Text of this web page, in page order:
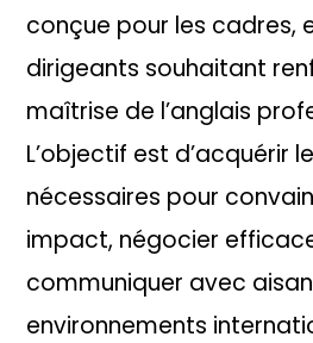
conçue pour les cadres,
dirigeants souhaitant
maîtrise de l’anglais
L’objectif est d’acquérir
nécessaires pour
impact, négocier
communiquer avec
environnements